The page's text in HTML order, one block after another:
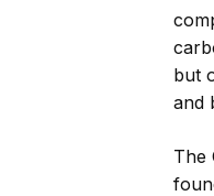
but
and
The